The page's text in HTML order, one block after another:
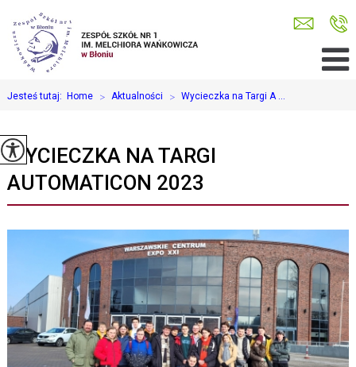
Jesteś tutaj: Home > Aktualności > Wycieczka na Targi A ...
WYCIECZKA NA TARGI
AUTOMATICON 2023